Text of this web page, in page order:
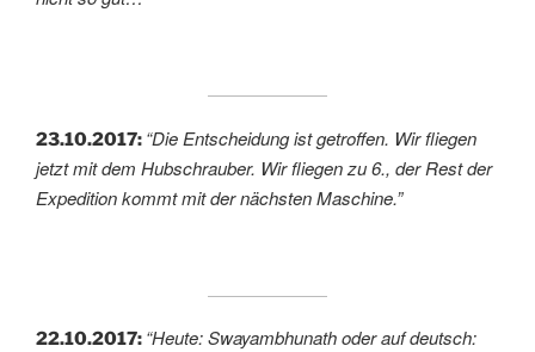
23.10.2017: “Die Entscheidung ist getroffen. Wir fliegen
jetzt mit dem Hubschrauber. Wir fliegen zu 6., der Rest der
Expedition kommt mit der nächsten Maschine.”
22.10.2017: “Heute: Swayambhunath oder auf deutsch: